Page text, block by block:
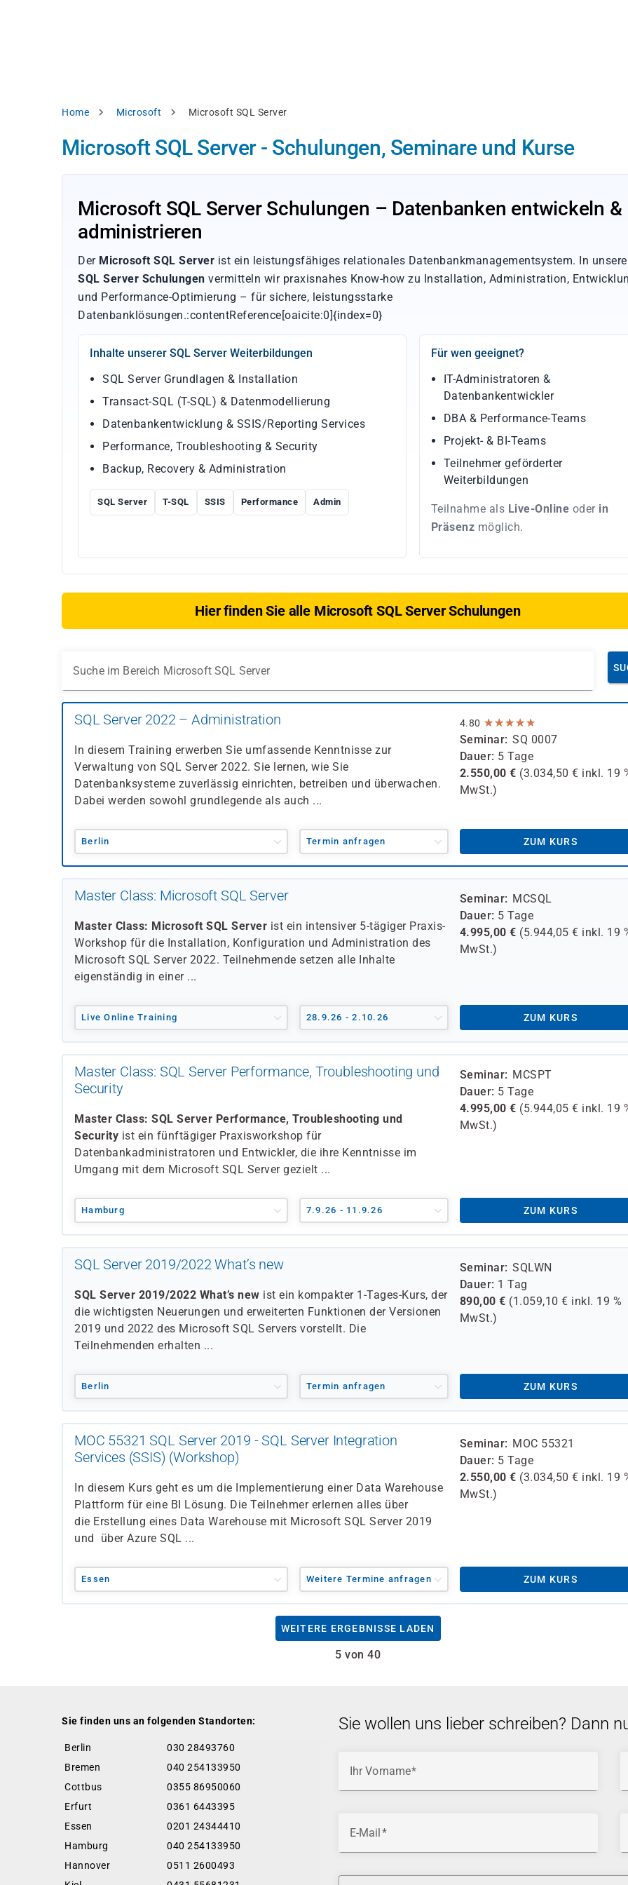
Pfadnavigation
Home Microsoft Microsoft SQL Server
Microsoft SQL Server - Schulungen, Seminare und Kurse
Microsoft SQL Server Schulungen – Datenbanken entwickeln &
administrieren
Der Microsoft SQL Server ist ein leistungsfähiges relationales Datenbankmanagementsystem. In
SQL Server Schulungen vermitteln wir praxisnahes Know-how zu Installation, Administration,
und Performance-Optimierung – für sichere, leistungsstarke
Datenbanklösungen.:contentReference[oaicite:0]{index=0}
Inhalte unserer SQL Server Weiterbildungen
SQL Server Grundlagen & Installation
Transact-SQL (T-SQL) & Datenmodellierung
Datenbankentwicklung & SSIS/Reporting Services
Performance, Troubleshooting & Security
Backup, Recovery & Administration
SQL Server T-SQL SSIS Performance Admin
Für wen geeignet?
IT-Administratoren &
Datenbankentwickler
DBA & Performance-Teams
Projekt- & BI-Teams
Teilnehmer geförderter
Weiterbildungen
Teilnahme als Live-Online oder in
Präsenz möglich.
Hier finden Sie alle Microsoft SQL Server Schulungen
Suche im Bereich Microsoft SQL Server
SQL Server 2022 – Administration
In diesem Training erwerben Sie umfassende Kenntnisse zur
Verwaltung von SQL Server 2022. Sie lernen, wie Sie
Datenbanksysteme zuverlässig einrichten, betreiben und überwachen.
Dabei werden sowohl grundlegende als auch ...
4.80 ★★★★★
★★★★★
Seminar
SQ 0007
Dauer 5 Tage
2.550,00 € (3.034,50 € inkl. 19
MwSt.)
Berlin Termin anfragen ZUM KURS
Master Class: Microsoft SQL Server
Master Class: Microsoft SQL Server ist ein intensiver 5-tägiger Praxis-
Workshop für die Installation, Konfiguration und Administration des
Microsoft SQL Server 2022. Teilnehmende setzen alle Inhalte
eigenständig in einer ...
Seminar
MCSQL
Dauer 5 Tage
4.995,00 € (5.944,05 € inkl. 19
MwSt.)
Live Online Training 28.9.26 - 2.10.26 ZUM KURS
Master Class: SQL Server Performance, Troubleshooting und
Security
Master Class: SQL Server Performance, Troubleshooting und
Security ist ein fünftägiger Praxisworkshop für
Datenbankadministratoren und Entwickler, die ihre Kenntnisse im
Umgang mit dem Microsoft SQL Server gezielt ...
Seminar
MCSPT
Dauer 5 Tage
4.995,00 € (5.944,05 € inkl. 19
MwSt.)
Hamburg 7.9.26 - 11.9.26 ZUM KURS
SQL Server 2019/2022 What’s new
SQL Server 2019/2022 What’s new ist ein kompakter 1-Tages-Kurs, der
die wichtigsten Neuerungen und erweiterten Funktionen der Versionen
2019 und 2022 des Microsoft SQL Servers vorstellt. Die
Teilnehmenden erhalten ...
Seminar
SQLWN
Dauer 1 Tag
890,00 € (1.059,10 € inkl. 19 %
MwSt.)
Berlin Termin anfragen ZUM KURS
MOC 55321 SQL Server 2019 - SQL Server Integration
Services (SSIS) (Workshop)
In diesem Kurs geht es um die Implementierung einer Data Warehouse
Plattform für eine BI Lösung. Die Teilnehmer erlernen alles über
die Erstellung eines Data Warehouse mit Microsoft SQL Server 2019
und über Azure SQL ...
Seminar
MOC 55321
Dauer 5 Tage
2.550,00 € (3.034,50 € inkl. 19
MwSt.)
Essen Weitere Termine anfragen ZUM KURS
WEITERE ERGEBNISSE LADEN
5 von 40
Sie finden uns an folgenden Standorten:
Berlin
030 28493760
Bremen
040 254133950
Cottbus
0355 86950060
Erfurt
0361 6443395
Essen
0201 24344410
Hamburg
040 254133950
Hannover
0511 2600493
Sie wollen uns lieber schreiben? Dann
Ihr Vorname
E-Mail